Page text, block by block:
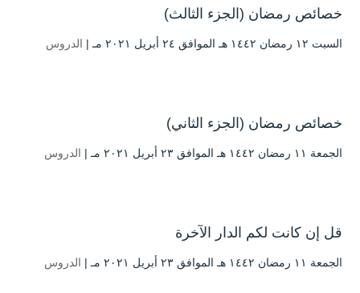
خصائص رمضان (الجزء الثالث)
السبت ۱۲ رمضان ۱٤٤۲ هـ الموافق ۲٤ أبريل ۲۰۲۱ مـ | الدروس
خصائص رمضان (الجزء الثاني)
الجمعة ۱۱ رمضان ۱٤٤۲ هـ الموافق ۲۳ أبريل ۲۰۲۱ مـ | الدروس
قل إن كانت لكم الدار الآخرة
الجمعة ۱۱ رمضان ۱٤٤۲ هـ الموافق ۲۳ أبريل ۲۰۲۱ مـ | الدروس